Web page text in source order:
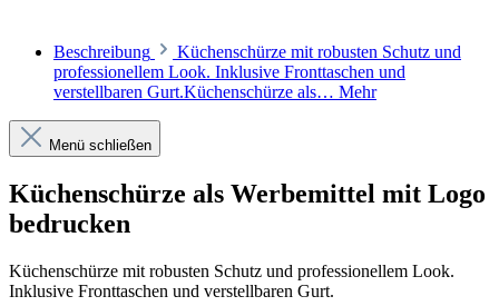
Beschreibung
Küchenschürze mit robusten Schutz und
professionellem Look. Inklusive Fronttaschen und
verstellbaren Gurt.Küchenschürze als… Mehr
Menü schließen
Küchenschürze als Werbemittel mit Logo
bedrucken
Küchenschürze mit robusten Schutz und professionellem Look.
Inklusive Fronttaschen und verstellbaren Gurt.